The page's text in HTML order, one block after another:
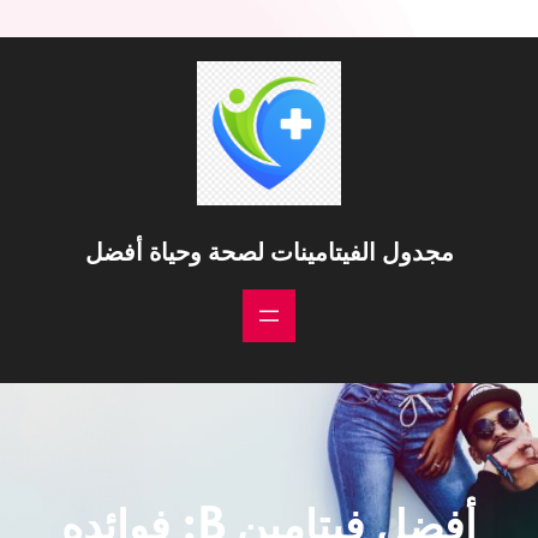
مجدول الفيتامينات لصحة وحياة أفضل
أفضل فيتامين B: فوائده